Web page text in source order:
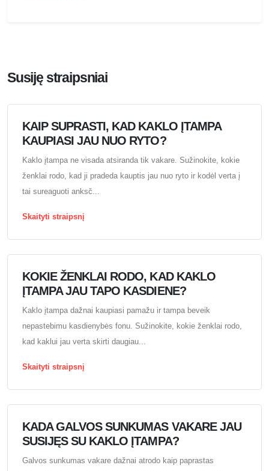
Susiję straipsniai
KAIP SUPRASTI, KAD KAKLO ĮTAMPA
KAUPIASI JAU NUO RYTO?
Kaklo įtampa ne visada atsiranda tik vakare. Sužinokite, kokie
ženklai rodo, kad ji pradeda kauptis jau nuo ryto ir kodėl verta į
tai sureaguoti anksč...
Skaityti straipsnį
KOKIE ŽENKLAI RODO, KAD KAKLO
ĮTAMPA JAU TAPO KASDIENE?
Kaklo įtampa dažnai kaupiasi pamažu ir tampa beveik
nepastebimu kasdienybės fonu. Sužinokite, kokie ženklai rodo,
kad kaklui jau verta skirti daugiau...
Skaityti straipsnį
KADA GALVOS SUNKUMAS VAKARE JAU
SUSIJĘS SU KAKLO ĮTAMPA?
Galvos sunkumas vakare dažnai atrodo kaip paprastas